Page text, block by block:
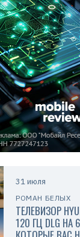
31 июля
РОМАН БЕЛЫХ
ТЕЛЕВИЗОР
120 ГЦ DLG